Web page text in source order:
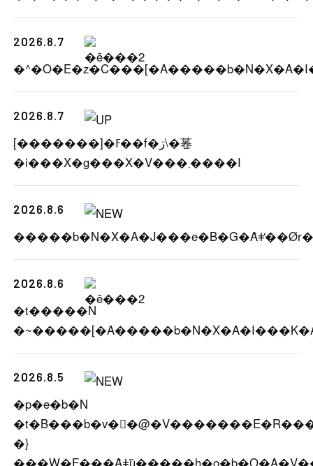
2026.8.7
2026.8.7
[�������]�ߓ��f�ڗ\�菤
�i���X�g���X�V���܂����I
2026.8.6
2026.8.6
�t�����N
2026.8.5
�p�e�b�N
�}